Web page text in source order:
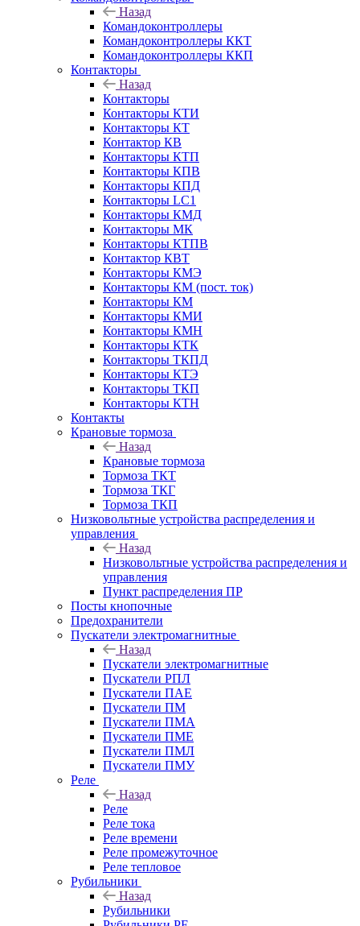
Назад
Командоконтроллеры
Командоконтроллеры ККТ
Командоконтроллеры ККП
Контакторы
Назад
Контакторы
Контакторы КТИ
Контакторы КТ
Контактор КВ
Контакторы КТП
Контакторы КПВ
Контакторы КПД
Контакторы LC1
Контакторы КМД
Контакторы МК
Контакторы КТПВ
Контактор КВТ
Контакторы КМЭ
Контакторы КМ (пост. ток)
Контакторы КМ
Контакторы КМИ
Контакторы КМН
Контакторы КТК
Контакторы ТКПД
Контакторы КТЭ
Контакторы ТКП
Контакторы КТН
Контакты
Крановые тормоза
Назад
Крановые тормоза
Тормоза ТКТ
Тормоза ТКГ
Тормоза ТКП
Низковольтные устройства распределения и
управления
Назад
Низковольтные устройства распределения и
управления
Пункт распределения ПР
Посты кнопочные
Предохранители
Пускатели электромагнитные
Назад
Пускатели электромагнитные
Пускатели РПЛ
Пускатели ПАЕ
Пускатели ПМ
Пускатели ПМА
Пускатели ПМЕ
Пускатели ПМЛ
Пускатели ПМУ
Реле
Назад
Реле
Реле тока
Реле времени
Реле промежуточное
Реле тепловое
Рубильники
Назад
Рубильники